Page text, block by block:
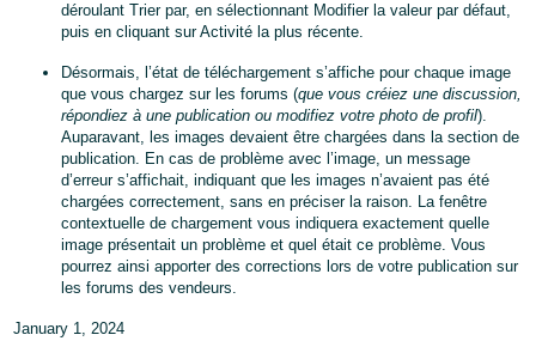
S'inscrire
déroulant Trier par, en sélectionnant Modifier la valeur par défaut,
puis en cliquant sur Activité la plus récente.
Désormais, l’état de téléchargement s’affiche pour chaque image
que vous chargez sur les forums (que vous créiez une discussion,
répondiez à une publication ou modifiez votre photo de profil).
Auparavant, les images devaient être chargées dans la section de
publication. En cas de problème avec l’image, un message
d’erreur s’affichait, indiquant que les images n’avaient pas été
chargées correctement, sans en préciser la raison. La fenêtre
contextuelle de chargement vous indiquera exactement quelle
image présentait un problème et quel était ce problème. Vous
pourrez ainsi apporter des corrections lors de votre publication sur
les forums des vendeurs.
January 1, 2024